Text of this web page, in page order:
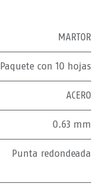
MARTOR
Paquete con 10 hojas
ACERO
0.63 mm
Punta redondeada